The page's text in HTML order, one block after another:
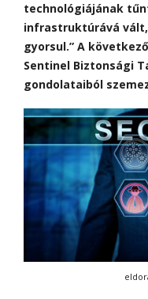
technológiájának
infrastruktúrává
gyorsul.” A
Sentinel Biztonsági
gondolataiból